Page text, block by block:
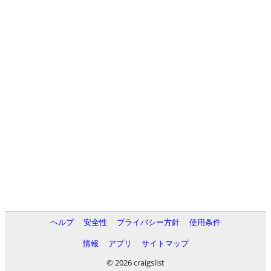
ヘルプ 安全性 プライバシー方針
使用条件
情報
アプリ
サイトマップ
© 2026 craigslist